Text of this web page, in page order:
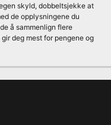
skyld, dobbeltsjekke at
de opplysningene du
å sammenlign flere
deg mest for pengene og